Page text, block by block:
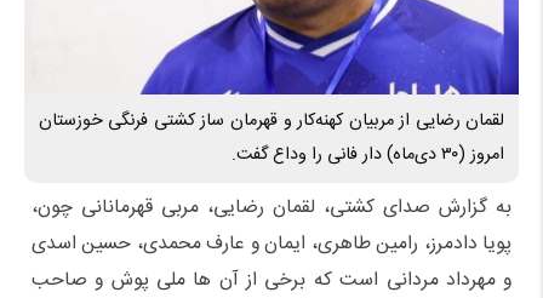
لقمان رضایی از مربیان کهنه‌کار و قهرمان ساز کشتی فرنگی خوزستان
امروز (۳۰ دی‌ماه) دار فانی را وداع گفت.
به گزارش صدای کشتی، لقمان رضایی، مربی قهرمانانی چون،
پویا دادمرز، رامین طاهری، ایمان و عارف محمدی، حسین اسدی
و مهرداد مردانی است که برخی از آن ها ملی پوش و صاحب